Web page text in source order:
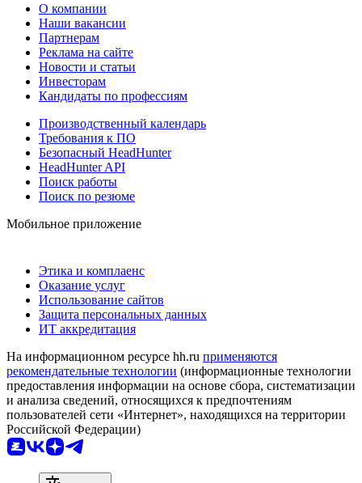
О компании
Наши вакансии
Партнерам
Реклама на сайте
Новости и статьи
Инвесторам
Кандидаты по профессиям
Производственный календарь
Требования к ПО
Безопасный HeadHunter
HeadHunter API
Поиск работы
Поиск по резюме
Мобильное приложение
Этика и комплаенс
Оказание услуг
Использование сайтов
Защита персональных данных
ИТ аккредитация
На информационном ресурсе hh.ru применяются
рекомендательные технологии (информационные технологии
предоставления информации на основе сбора, систематизации
и анализа сведений, относящихся к предпочтениям
пользователей сети «Интернет», находящихся на территории
Российской Федерации)